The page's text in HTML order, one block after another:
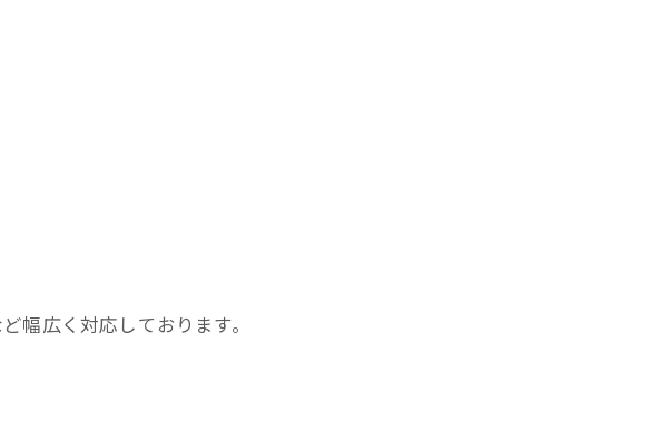
幅広く対応しております。